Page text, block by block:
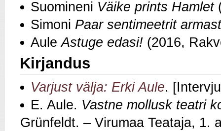
Suomineni Väike prints Hamlet
Simoni Paar sentimeetrit
AuleAstuge edasi! (2016,
Kirjandus
Varjust välja: Erki Aule.
E. Aule. Vastne mollusk teatri
Grünfeldt. – Virumaa Teataja, 1.